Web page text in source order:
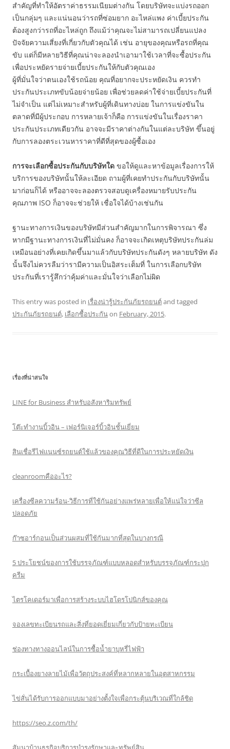
สำคัญที่ทำให้อัตราค่าธรรมเนียมต่างกัน โดยบริษัทจะแบ่งรถออก
เป็นกลุ่มๆ และแน่นอนว่ารถที่ซ่อมยาก อะไหล่แพง ค่าเบี้ยประกัน
ต้องสูงกว่ารถที่อะไหล่ถูก ถึงแม้ว่าคุณจะไม่สามารถเปลี่ยนแปลง
ปัจจัยความเสี่ยงที่เกี่ยวกับตัวคุณได้ เช่น อายุของคุณหรือรถที่คุณ
ขับ แต่ก็มีหลายวิธีที่คุณน่าจะลองนำเอามาใช้เวลาที่จะซื้อประกัน
เพื่อประหยัดรายจ่ายเบี้ยประกันให้กับตัวคุณเอง
ผู้ที่มั่นใจว่าตนเองใช้รถน้อย คุณที่อยากจะประหยัดเงิน ควรทำ
ประกันประเภทขับน้อยจ่ายน้อย เพื่อช่วยลดค่าใช้จ่ายเบี้ยประกันที่
ไม่จำเป็น แต่ไม่เหมาะสำหรับผู้ที่เดินทางบ่อย ในการแข่งขันใน
ตลาดที่มีผู้ประกอบ การหลายเจ้าก็คือ การแข่งขันในเรื่องราคา
ประกันประเภทเดียวกัน อาจจะมีราคาต่างกันในแต่ละบริษัท ขึ้นอยู่
กับการลองตระเวนหาราคาที่ดีที่สุดของผู้ซื้อเอง
การจะเลือกซื้อประกันกับบริษัทใด ขอให้ดูและหาข้อมูลเรื่องการให้
บริการของบริษัทนั้นให้ละเอียด ถามผู้ที่เคยทำประกันกับบริษัทนั้น
มาก่อนก็ได้ หรืออาจจะลองตรวจสอบดูเครื่องหมายรับประกัน
คุณภาพ ISO ก็อาจจะช่วยให้ เชื่อใจได้บ้างเช่นกัน
ฐานะทางการเงินของบริษัทมีส่วนสำคัญมากในการพิจารณา ซึ่ง
หากมีฐานะทางการเงินที่ไม่มั่นคง ก็อาจจะเกิดเหตุบริษัทประกันล่ม
เหมือนอย่างที่เคยเกิดขึ้นมาแล้วกับบริษัทประกันดังๆ หลายบริษัท ดัง
นั้นจึงไม่ควรลืมว่ารามีความเป็นอิสระเต็มที่ ในการเลือกบริษัท
ประกันที่เรารู้สึกว่าคุ้มค่าและมั่นใจว่าเลือกไม่ผิด
This entry was posted in เรื่องน่ารู้ประกันภัยรถยนต์and tagged
ประกันภัยรถยนต์, เลือกซื้อประกันon February, 2015.
เรื่องที่น่าสนใจ
LINE for Business สำหรับอสังหาริมทรัพย์
โต๊ะทำงานบิ้วอิน – เฟอร์นิเจอร์บิ้วอินชั้นเยี่ยม
สินเชื่อรีไฟแนนซ์รถยนต์ใช้แล้วของคุณวิธีที่ดีในการประหยัดเงิน
cleanroomคืออะไร?
เครื่องซีลความร้อน-วิธีการที่ใช้กันอย่างแพร่หลายเพื่อให้แน่ใจว่าซีล
ปลอดภัย
ก๊าซอาร์กอนเป็นส่วนผสมที่ใช้กันมากที่สุดในบางกรณี
5 ประโยชน์ของการใช้บรรจุภัณฑ์แบบหลอดสำหรับบรรจุภัณฑ์กระปุก
ครีม
ไตรโคเดอร์มาเพื่อการสร้างระบบไฮโดรโปนิกส์ของคุณ
จองเลขทะเบียนรถและสิ่งที่ยอดเยี่ยมเกี่ยวกับป้ายทะเบียน
ช่องทางทางออนไลน์ในการซื้อน้ำยาบุหรี่ไฟฟ้า
กระเบื้องยางลายไม้เพื่อวัตถุประสงค์ที่หลากหลายในอุตสาหกรรม
ไข่สั่นได้รับการออกแบบมาอย่างตั้งใจเพื่อกระตุ้นบริเวณที่ใกล้ชิด
https://seo.z.com/th/